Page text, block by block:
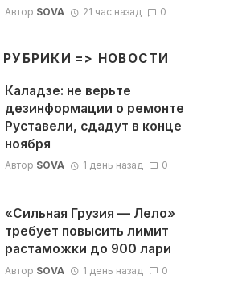
Автор SOVA 21 час назад 0
=> НОВОСТИ
Каладзе: не верьте
дезинформации о ремонте
Руставели, сдадут в конце
ноября
Автор SOVA 1 день назад 0
«Сильная Грузия — Лело»
требует повысить лимит
растаможки до 900 лари
Автор SOVA 1 день назад 0